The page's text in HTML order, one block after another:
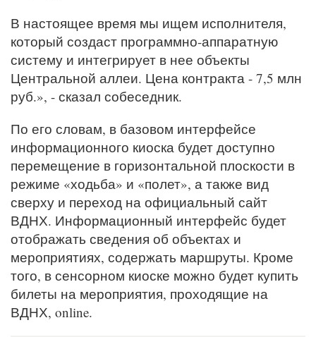
В настоящее время мы ищем исполнителя,
который создаст программно-аппаратную
систему и интегрирует в нее объекты
Центральной аллеи. Цена контракта - 7,5 млн
руб.», - сказал собеседник.
По его словам, в базовом интерфейсе
информационного киоска будет доступно
перемещение в горизонтальной плоскости в
режиме «ходьба» и «полет», а также вид
сверху и переход на официальный сайт
ВДНХ. Информационный интерфейс будет
отображать сведения об объектах и
мероприятиях, содержать маршруты. Кроме
того, в сенсорном киоске можно будет купить
билеты на мероприятия, проходящие на
ВДНХ, online.